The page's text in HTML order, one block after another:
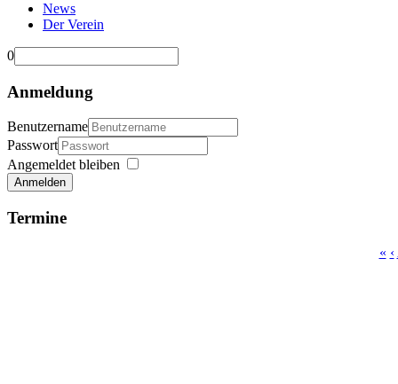
News
Der Verein
0
Anmeldung
Benutzername
Passwort
Angemeldet bleiben
Anmelden
Termine
« ‹